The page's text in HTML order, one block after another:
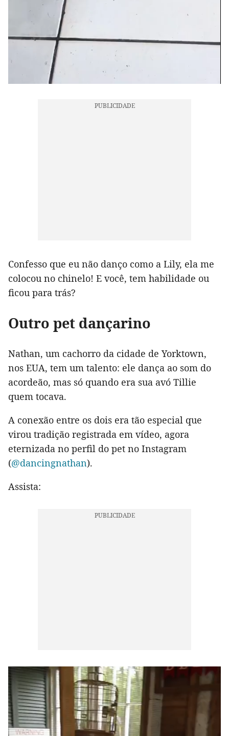
Confesso que eu não danço como a Lily, ela me
colocou no chinelo! E você, tem habilidade ou
ficou para trás?
Outro pet dançarino
Nathan, um cachorro da cidade de Yorktown,
nos EUA, tem um talento: ele dança ao som do
acordeão, mas só quando era sua avó Tillie
quem tocava.
A conexão entre os dois era tão especial que
virou tradição registrada em vídeo, agora
eternizada no perfil do pet no Instagram
(@dancingnathan).
Assista: